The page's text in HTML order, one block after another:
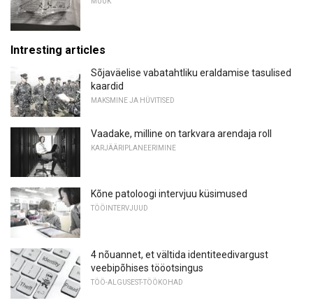
Intresting articles
Sõjaväelise vabatahtliku eraldamise tasulised
kaardid
MAKSMINE JA HÜVITISED
Vaadake, milline on tarkvara arendaja roll
KARJÄÄRIPLANEERIMINE
Kõne patoloogi intervjuu küsimused
TÖÖINTERVJUUD
4 nõuannet, et vältida identiteedivargust
veebipõhises tööotsingus
TÖÖ-ALGUSEST-TÖÖKOHAD